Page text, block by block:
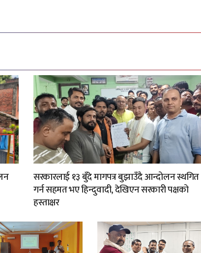
सरकारलाई १३ बुँदे मागपत्र बुझाउँदै आन्दोलन स्थगित
गर्न सहमत भए हिन्दुवादी, देखिएन सरकारी पक्षको
हस्ताक्षर